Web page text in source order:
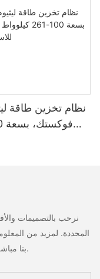
نظام تخزين طاقة
نرحب بالتصميمات
المحددة. لمزيد من
بنا مباشرة مع أسئلة أو استفسارات.